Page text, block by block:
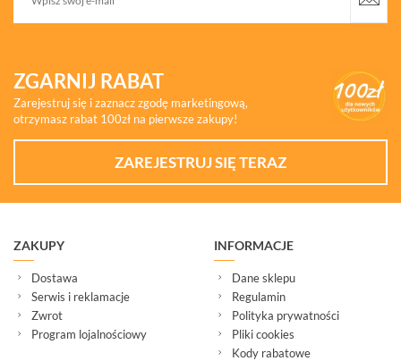
ZGARNIJ RABAT
Zarejestruj się i zaznacz zgodę marketingową,
otrzymasz rabat 100zł na pierwsze zakupy!
ZAREJESTRUJ SIĘ TERAZ
ZAKUPY
Dostawa
Serwis i reklamacje
Zwrot
Program lojalnościowy
INFORMACJE
Dane sklepu
Regulamin
Polityka prywatności
Pliki cookies
Kody rabatowe